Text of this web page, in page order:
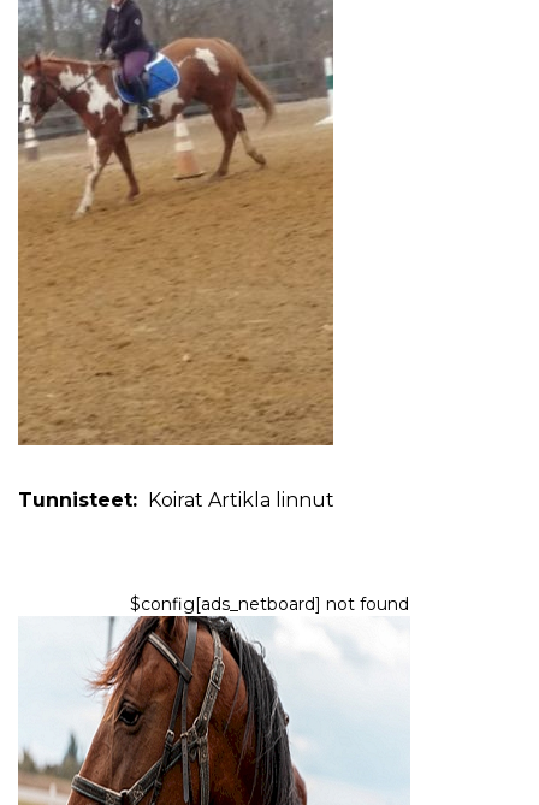
Tunnisteet: Koirat Artikla linnut
$config[ads_netboard] not found